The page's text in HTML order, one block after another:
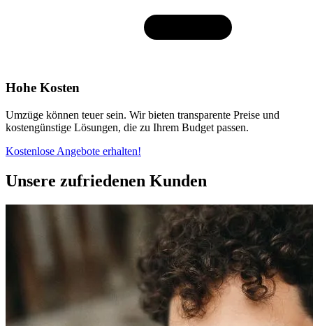
Hohe Kosten
Umzüge können teuer sein. Wir bieten transparente Preise und
kostengünstige Lösungen, die zu Ihrem Budget passen.
Kostenlose Angebote erhalten!
Unsere zufriedenen Kunden